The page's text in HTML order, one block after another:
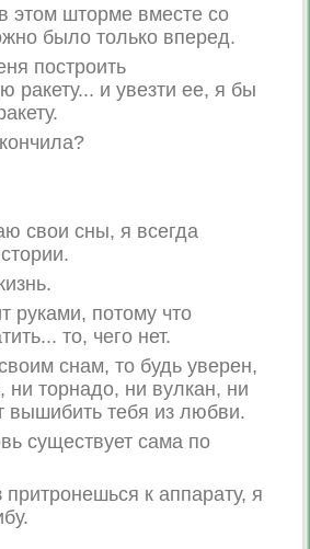
этом шторме вместе со
было только вперед.
построить
ракету... и увезти ее, я бы
свои сны, я всегда
руками, потому что
то, чего нет.
снам, то будь уверен,
ни торнадо, ни вулкан, ни
вышибить тебя из любви.
существует сама по
к аппарату, я